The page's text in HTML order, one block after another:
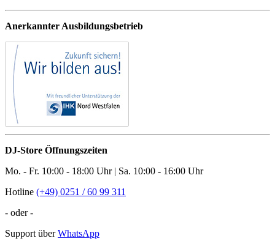
Anerkannter Ausbildungsbetrieb
DJ-Store Öffnungszeiten
Mo. - Fr. 10:00 - 18:00 Uhr | Sa. 10:00 - 16:00 Uhr
Hotline (+49) 0251 / 60 99 311
- oder -
Support überWhatsApp